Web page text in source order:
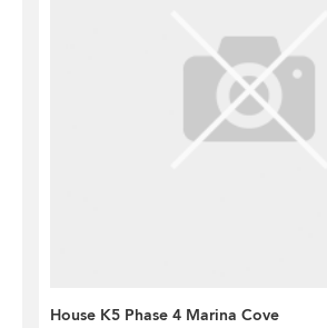
House K5 Phase 4 Marina Cove